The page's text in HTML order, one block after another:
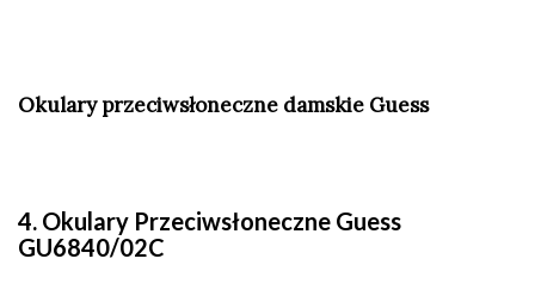
Okulary przeciwsłoneczne damskie Guess
4. Okulary Przeciwsłoneczne Guess
GU6840/02C